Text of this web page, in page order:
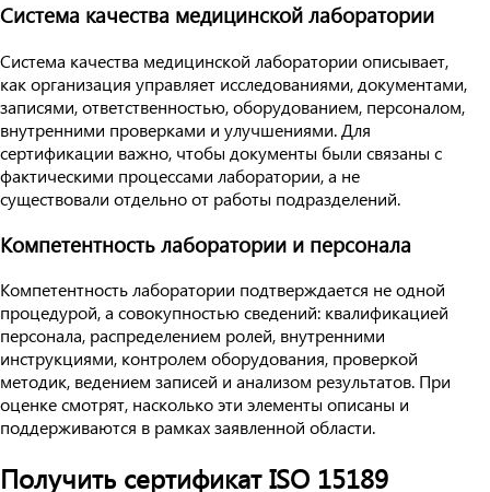
Система качества медицинской лаборатории
Система качества медицинской лаборатории описывает,
как организация управляет исследованиями, документами,
записями, ответственностью, оборудованием, персоналом,
внутренними проверками и улучшениями. Для
сертификации важно, чтобы документы были связаны с
фактическими процессами лаборатории, а не
существовали отдельно от работы подразделений.
Компетентность лаборатории и персонала
Компетентность лаборатории подтверждается не одной
процедурой, а совокупностью сведений: квалификацией
персонала, распределением ролей, внутренними
инструкциями, контролем оборудования, проверкой
методик, ведением записей и анализом результатов. При
оценке смотрят, насколько эти элементы описаны и
поддерживаются в рамках заявленной области.
Получить сертификат ISO 15189